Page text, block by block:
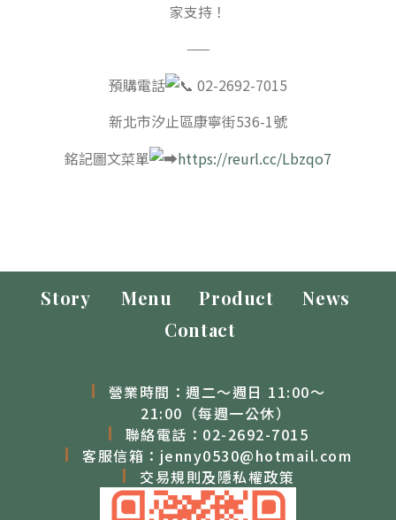
家支持！
——
預購電話
02-2692-7015
新北市汐止區康寧街536-1號
銘記圖文菜單
https://reurl.cc/Lbzqo7
Story Menu Product
News
Contact
營業時間：週二～週日 11:00～
21:00（每週一公休）
聯絡電話： 02-2692-7015
客服信箱： jenny0530@hotmail.com
交易規則及隱私權政策